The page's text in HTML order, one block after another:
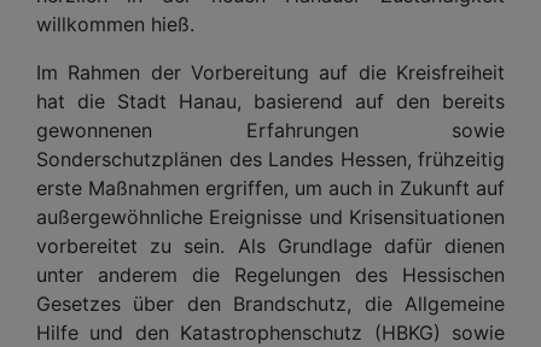
willkommen hieß.
Im Rahmen der Vorbereitung auf die Kreisfreiheit
hat die Stadt Hanau, basierend auf den bereits
gewonnenen Erfahrungen sowie
Sonderschutzplänen des Landes Hessen, frühzeitig
erste Maßnahmen ergriffen, um auch in Zukunft auf
außergewöhnliche Ereignisse und Krisensituationen
vorbereitet zu sein. Als Grundlage dafür dienen
unter anderem die Regelungen des Hessischen
Gesetzes über den Brandschutz, die Allgemeine
Hilfe und den Katastrophenschutz (HBKG) sowie